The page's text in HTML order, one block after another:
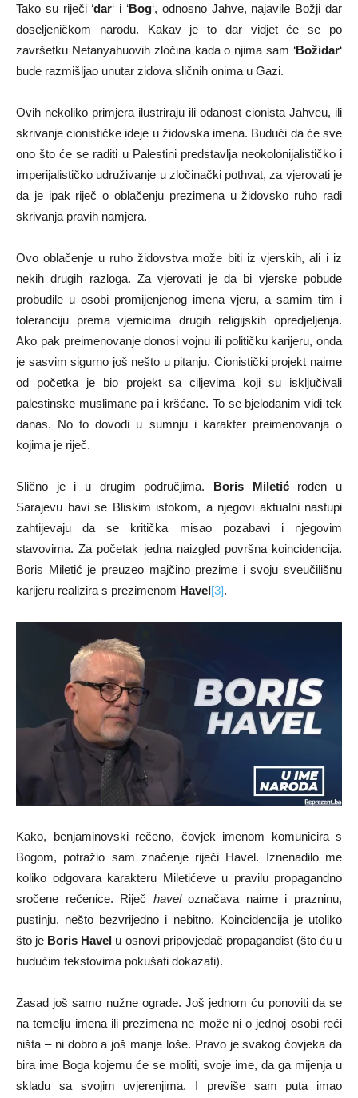
Tako su riječi ‘dar‘ i ‘Bog‘, odnosno Jahve, najavile Božji dar
doseljeničkom narodu. Kakav je to dar vidjet će se po
završetku Netanyahuovih zločina kada o njima sam ‘Božidar‘
bude razmišljao unutar zidova sličnih onima u Gazi.
Ovih nekoliko primjera ilustriraju ili odanost cionista Jahveu, ili
skrivanje cionističke ideje u židovska imena. Budući da će sve
ono što će se raditi u Palestini predstavlja neokolonijalističko i
imperijalističko udruživanje u zločinački pothvat, za vjerovati je
da je ipak riječ o oblačenju prezimena u židovsko ruho radi
skrivanja pravih namjera.
Ovo oblačenje u ruho židovstva može biti iz vjerskih, ali i iz
nekih drugih razloga. Za vjerovati je da bi vjerske pobude
probudile u osobi promijenjenog imena vjeru, a samim tim i
toleranciju prema vjernicima drugih religijskih opredjeljenja.
Ako pak preimenovanje donosi vojnu ili političku karijeru, onda
je sasvim sigurno još nešto u pitanju. Cionistički projekt naime
od početka je bio projekt sa ciljevima koji su isključivali
palestinske muslimane pa i kršćane. To se bjelodanim vidi tek
danas. No to dovodi u sumnju i karakter preimenovanja o
kojima je riječ.
Slično je i u drugim područjima. Boris Miletićrođen u
Sarajevu bavi se Bliskim istokom, a njegovi aktualni nastupi
zahtijevaju da se kritička misao pozabavi i njegovim
stavovima. Za početak jedna naizgled površna koincidencija.
Boris Miletić je preuzeo majčino prezime i svoju sveučilišnu
karijeru realizira s prezimenom Havel[3].
Kako, benjaminovski rečeno, čovjek imenom komunicira s
Bogom, potražio sam značenje riječi Havel. Iznenadilo me
koliko odgovara karakteru Miletićeve u pravilu propagandno
sročene rečenice. Riječ haveloznačava naime i prazninu,
pustinju, nešto bezvrijedno i nebitno. Koincidencija je utoliko
što je Boris Havel u osnovi pripovjedač propagandist (što ću u
budućim tekstovima pokušati dokazati).
Zasad još samo nužne ograde. Još jednom ću ponoviti da se
na temelju imena ili prezimena ne može ni o jednoj osobi reći
ništa – ni dobro a još manje loše. Pravo je svakog čovjeka da
bira ime Boga kojemu će se moliti, svoje ime, da ga mijenja u
skladu sa svojim uvjerenjima. I previše sam puta imao